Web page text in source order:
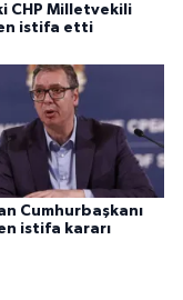
CHP Milletvekili
istifa etti
Cumhurbaşkanı
istifa kararı